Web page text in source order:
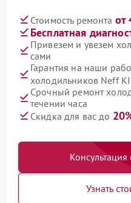
Стоимость ремонта от
Бесплатная
Привезем и увезем
сами
Гарантия на наши
холодильников Neff
Срочный ремонт
течении часа
Скидка для вас до
Узнать